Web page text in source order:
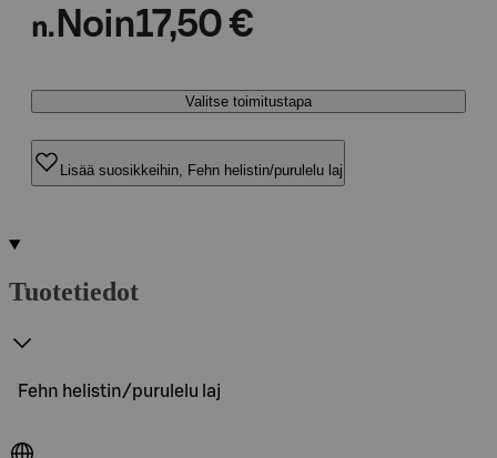
n. Noin17,50 €
Valitse toimitustapa
Lisää suosikkeihin, Fehn helistin/purulelu laj
Tuotetiedot
Fehn helistin/purulelu laj